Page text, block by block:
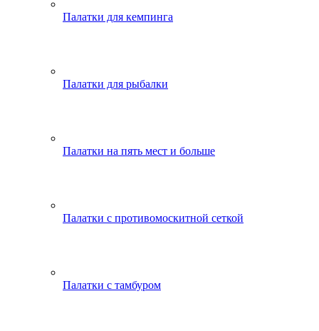
Палатки для кемпинга
Палатки для рыбалки
Палатки на пять мест и больше
Палатки с противомоскитной сеткой
Палатки с тамбуром